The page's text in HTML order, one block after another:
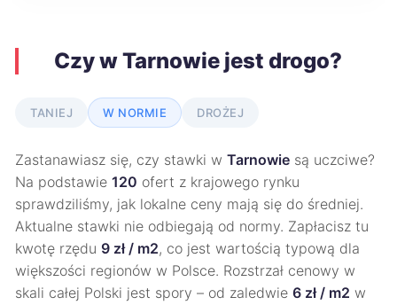
Czy w Tarnowie jest drogo?
TANIEJ W NORMIE DROŻEJ
Zastanawiasz się, czy stawki w Tarnowie są uczciwe?
Na podstawie 120 ofert z krajowego rynku
sprawdziliśmy, jak lokalne ceny mają się do średniej.
Aktualne stawki nie odbiegają od normy. Zapłacisz tu
kwotę rzędu 9 zł / m2, co jest wartością typową dla
większości regionów w Polsce. Rozstrzał cenowy w
skali całej Polski jest spory – od zaledwie 6 zł / m2 w